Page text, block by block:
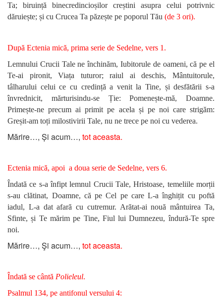
Ta; biruință binecredincioșilor creștini asupra celui potrivnic
dăruiește; și cu Crucea Ta păzește pe poporul Tău (de 3 ori).
După Ectenia mică, prima serie de Sedelne, vers 1.
Lemnului Crucii Tale ne închinăm, Iubitorule de oameni, că pe el
Te-ai pironit, Viața tuturor; raiul ai deschis, Mântuitorule,
tâlharului celui ce cu credință a venit la Tine, și desfătării s-a
învrednicit, mărturisindu-se Ție: Pomenește-mă, Doamne.
Primește-ne precum ai primit pe acela și pe noi care strigăm:
Greșit-am toți milostivirii Tale, nu ne trece pe noi cu vederea.
Mărire…, Și acum…, tot aceasta.
Ectenia mică, apoi a doua serie de Sedelne, vers 6.
Îndată ce s-a înfipt lemnul Crucii Tale, Hristoase, temeliile morții
s-au clătinat, Doamne, că pe Cel pe care L-a înghițit cu poftă
iadul, L-a dat afară cu cutremur. Arătat-ai nouă mântuirea Ta,
Sfinte, și Te mărim pe Tine, Fiul lui Dumnezeu, îndură-Te spre
noi.
Mărire…, Şi acum…, tot aceasta.
Îndată se cântă Polieleul.
Psalmul 134, pe antifonul versului 4: